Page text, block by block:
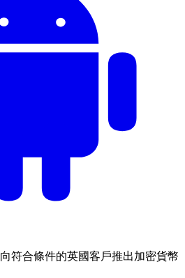
符合條件的英國客戶推出加密貨幣